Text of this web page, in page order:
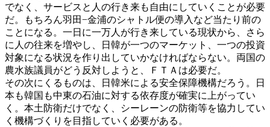
でなく、サービスと人の行き来も自由にしていくことが必要
だ。もちろん羽田−金浦のシャトル便の導入など当たり前の
ことになる。一日に一万人が行き来している現状から、さら
に人の往来を増やし、日韓が一つのマーケット、一つの投資
対象になる状況を作り出していかなければならない。両国の
農水族議員がどう反対しようと、ＦＴＡは必要だ。
その次にくるものは、日韓米による安全保障機構だろう。日
本も韓国も中東の石油に対する依存度が確実に上がってい
く。本土防衛だけでなく、シーレーンの防衛等を協力してい
く機構づくりを目指していく必要がある。